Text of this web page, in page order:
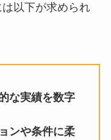
以下が求められ
な実績を数字
ンや条件に柔